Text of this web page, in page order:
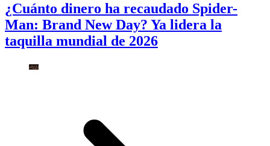
¿Cuánto dinero ha recaudado Spider-
Man: Brand New Day? Ya lidera la
taquilla mundial de 2026